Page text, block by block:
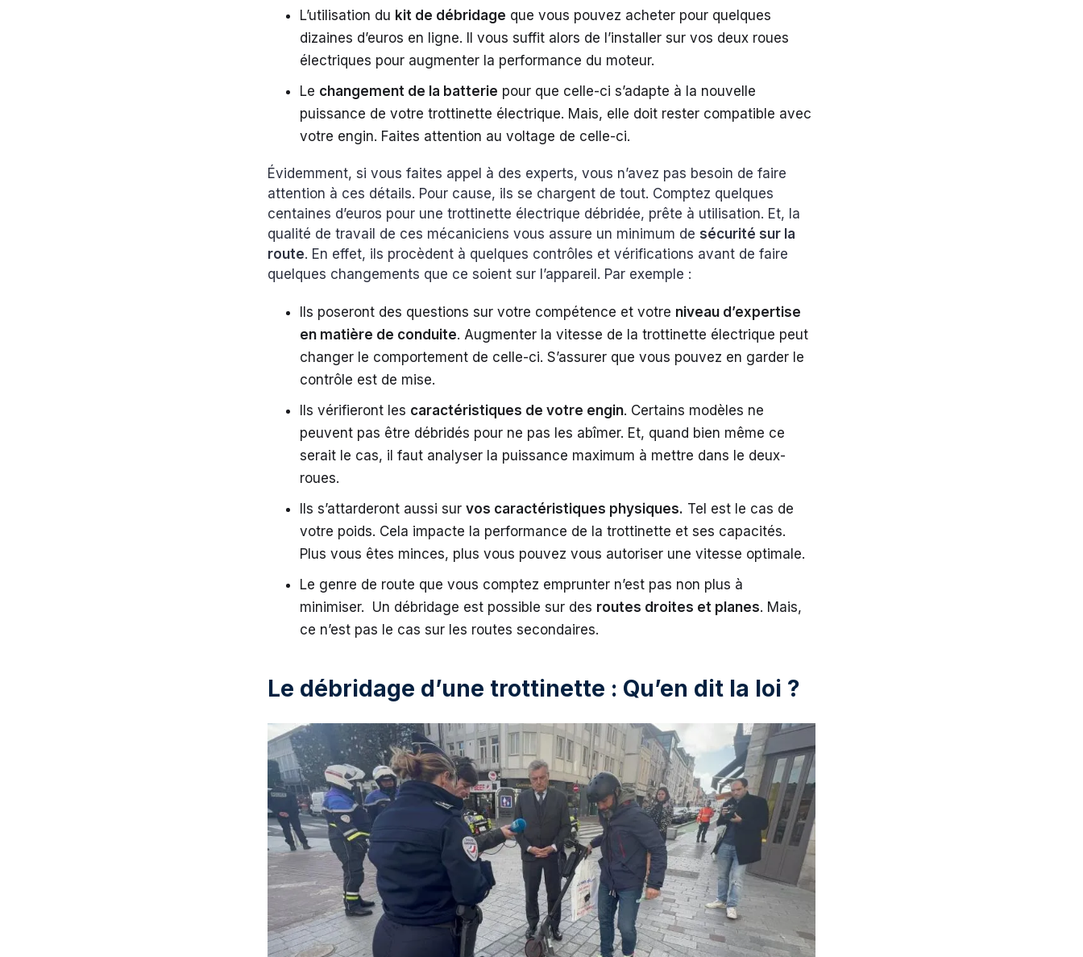
L’utilisation du kit de débridage que vous pouvez acheter pour quelques
dizaines d’euros en ligne. Il vous suffit alors de l’installer sur vos deux roues
électriques pour augmenter la performance du moteur.
Le changement de la batterie pour que celle-ci s’adapte à la nouvelle
puissance de votre trottinette électrique. Mais, elle doit rester compatible avec
votre engin. Faites attention au voltage de celle-ci.
Évidemment, si vous faites appel à des experts, vous n’avez pas besoin de faire
attention à ces détails. Pour cause, ils se chargent de tout. Comptez quelques
centaines d’euros pour une trottinette électrique débridée, prête à utilisation. Et, la
qualité de travail de ces mécaniciens vous assure un minimum desécurité sur la
route. En effet, ils procèdent à quelques contrôles et vérifications avant de faire
quelques changements que ce soient sur l’appareil. Par exemple :
Ils poseront des questions sur votre compétence et votre niveau d’expertise
en matière de conduite. Augmenter la vitesse de la trottinette électrique peut
changer le comportement de celle-ci. S’assurer que vous pouvez en garder le
contrôle est de mise.
Ils vérifieront les caractéristiques de votre engin. Certains modèles ne
peuvent pas être débridés pour ne pas les abîmer. Et, quand bien même ce
serait le cas, il faut analyser la puissance maximum à mettre dans le deux-
roues.
Ils s’attarderont aussi survos caractéristiques physiques. Tel est le cas de
votre poids. Cela impacte la performance de la trottinette et ses capacités.
Plus vous êtes minces, plus vous pouvez vous autoriser une vitesse optimale.
Le genre de route que vous comptez emprunter n’est pas non plus à
minimiser. Un débridage est possible sur des routes droites et planes. Mais,
ce n’est pas le cas sur les routes secondaires.
Le débridage d’une trottinette : Qu’en dit la loi ?